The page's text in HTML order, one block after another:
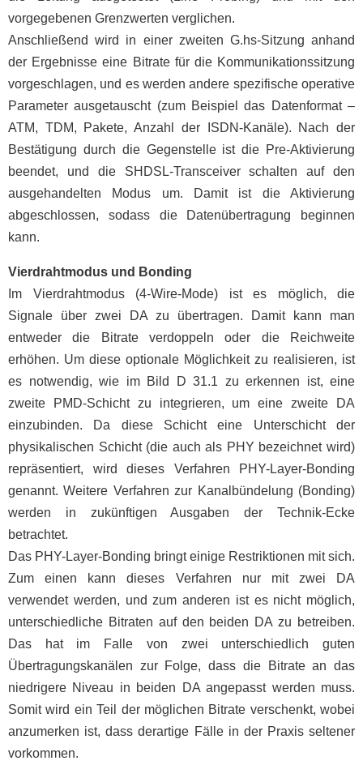
vorgegebenen Grenzwerten verglichen.
Anschließend wird in einer zweiten G.hs-Sitzung anhand
der Ergebnisse eine Bitrate für die Kommunikationssitzung
vorgeschlagen, und es werden andere spezifische operative
Parameter ausgetauscht (zum Beispiel das Datenformat –
ATM, TDM, Pakete, Anzahl der ISDN-Kanäle). Nach der
Bestätigung durch die Gegenstelle ist die Pre-Aktivierung
beendet, und die SHDSL-Transceiver schalten auf den
ausgehandelten Modus um. Damit ist die Aktivierung
abgeschlossen, sodass die Datenübertragung beginnen
kann.
Vierdrahtmodus und Bonding
Im Vierdrahtmodus (4-Wire-Mode) ist es möglich, die
Signale über zwei DA zu übertragen. Damit kann man
entweder die Bitrate verdoppeln oder die Reichweite
erhöhen. Um diese optionale Möglichkeit zu realisieren, ist
es notwendig, wie im Bild D 31.1 zu erkennen ist, eine
zweite PMD-Schicht zu integrieren, um eine zweite DA
einzubinden. Da diese Schicht eine Unterschicht der
physikalischen Schicht (die auch als PHY bezeichnet wird)
repräsentiert, wird dieses Verfahren PHY-Layer-Bonding
genannt. Weitere Verfahren zur Kanalbündelung (Bonding)
werden in zukünftigen Ausgaben der Technik-Ecke
betrachtet.
Das PHY-Layer-Bonding bringt einige Restriktionen mit sich.
Zum einen kann dieses Verfahren nur mit zwei DA
verwendet werden, und zum anderen ist es nicht möglich,
unterschiedliche Bitraten auf den beiden DA zu betreiben.
Das hat im Falle von zwei unterschiedlich guten
Übertragungskanälen zur Folge, dass die Bitrate an das
niedrigere Niveau in beiden DA angepasst werden muss.
Somit wird ein Teil der möglichen Bitrate verschenkt, wobei
anzumerken ist, dass derartige Fälle in der Praxis seltener
vorkommen.